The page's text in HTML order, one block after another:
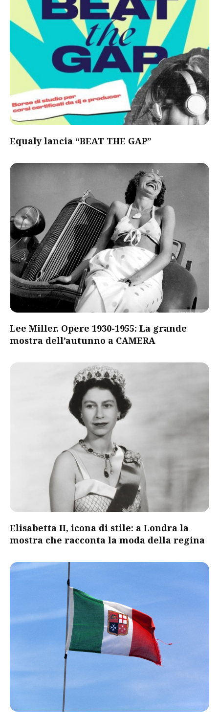
Equaly lancia “BEAT THE GAP”
Lee Miller. Opere 1930-1955: La grande
mostra dell’autunno a CAMERA
Elisabetta II, icona di stile: a Londra la
mostra che racconta la moda della regina